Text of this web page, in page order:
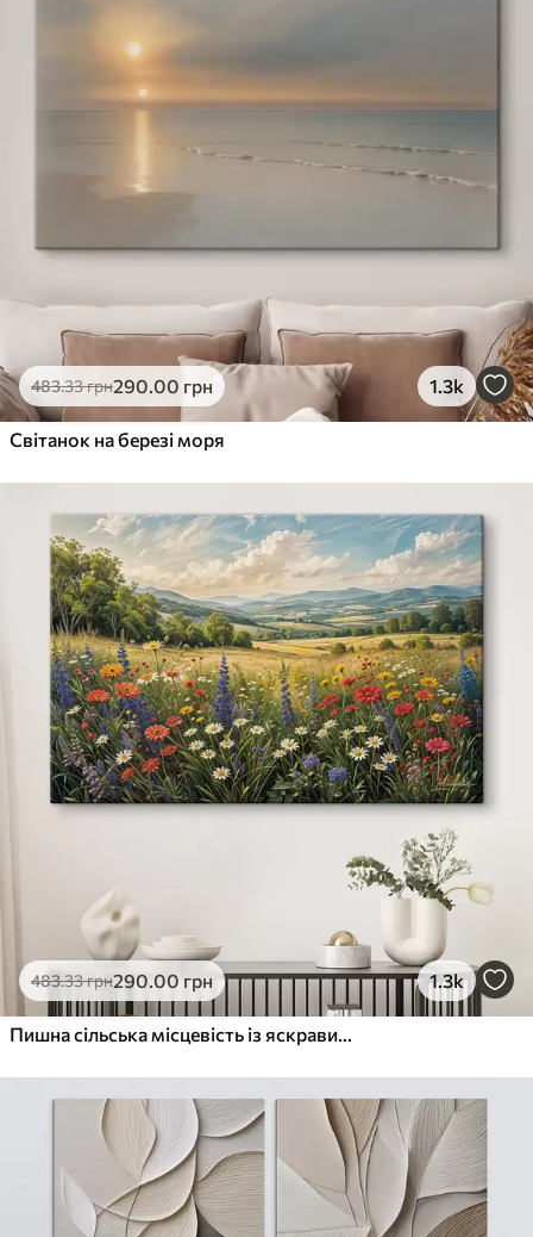
483.33грн290.00 грн 1.3k
Світанок на березі моря
483.33грн290.00 грн 1.3k
Пишна сільська місцевість із яскравим лугом диких квітів, наповненим різнокольоровими квітами під хмарним небом